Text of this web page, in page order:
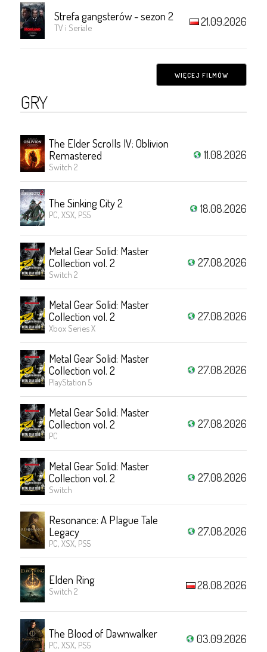
Strefa gangsterów - sezon 2
TV i Seriale 21.09.2026
WIĘCEJ FILMÓW
GRY
The Elder Scrolls IV: Oblivion
Remastered
Switch 2
11.08.2026
The Sinking City 2
PC, XSX, PS5 18.08.2026
Metal Gear Solid: Master
Collection vol. 2
Switch 2
27.08.2026
Metal Gear Solid: Master
Collection vol. 2
Xbox Series X
27.08.2026
Metal Gear Solid: Master
Collection vol. 2
PlayStation 5
27.08.2026
Metal Gear Solid: Master
Collection vol. 2
PC
27.08.2026
Metal Gear Solid: Master
Collection vol. 2
Switch
27.08.2026
Resonance: A Plague Tale
Legacy
PC, XSX, PS5
27.08.2026
Elden Ring
Switch 2 28.08.2026
The Blood of Dawnwalker
PC, XSX, PS5 03.09.2026